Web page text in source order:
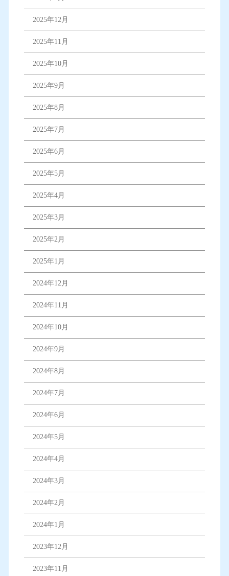
2025年12月
2025年11月
2025年10月
2025年9月
2025年8月
2025年7月
2025年6月
2025年5月
2025年4月
2025年3月
2025年2月
2025年1月
2024年12月
2024年11月
2024年10月
2024年9月
2024年8月
2024年7月
2024年6月
2024年5月
2024年4月
2024年3月
2024年2月
2024年1月
2023年12月
2023年11月